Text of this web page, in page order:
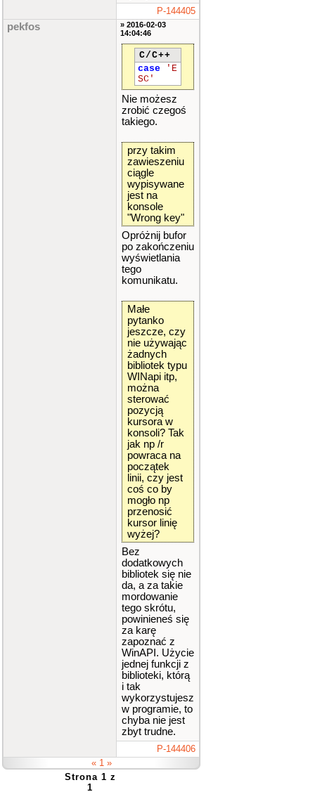
P-144405
pekfos
» 2016-02-03
14:04:46
C/C++
case
'E
SC'
Nie możesz
zrobić czegoś
takiego.
przy takim
zawieszeniu
ciągle
wypisywane
jest na
konsole
"Wrong key"
Opróżnij bufor
po zakończeniu
wyświetlania
tego
komunikatu.
Małe
pytanko
jeszcze, czy
nie używając
żadnych
bibliotek typu
WINapi itp,
można
sterować
pozycją
kursora w
konsoli? Tak
jak np /r
powraca na
początek
linii, czy jest
coś co by
mogło np
przenosić
kursor linię
wyżej?
Bez
dodatkowych
bibliotek się nie
da, a za takie
mordowanie
tego skrótu,
powinieneś się
za karę
zapoznać z
WinAPI. Użycie
jednej funkcji z
biblioteki, którą
i tak
wykorzystujesz
w programie, to
chyba nie jest
zbyt trudne.
P-144406
« 1 »
Strona 1 z
1